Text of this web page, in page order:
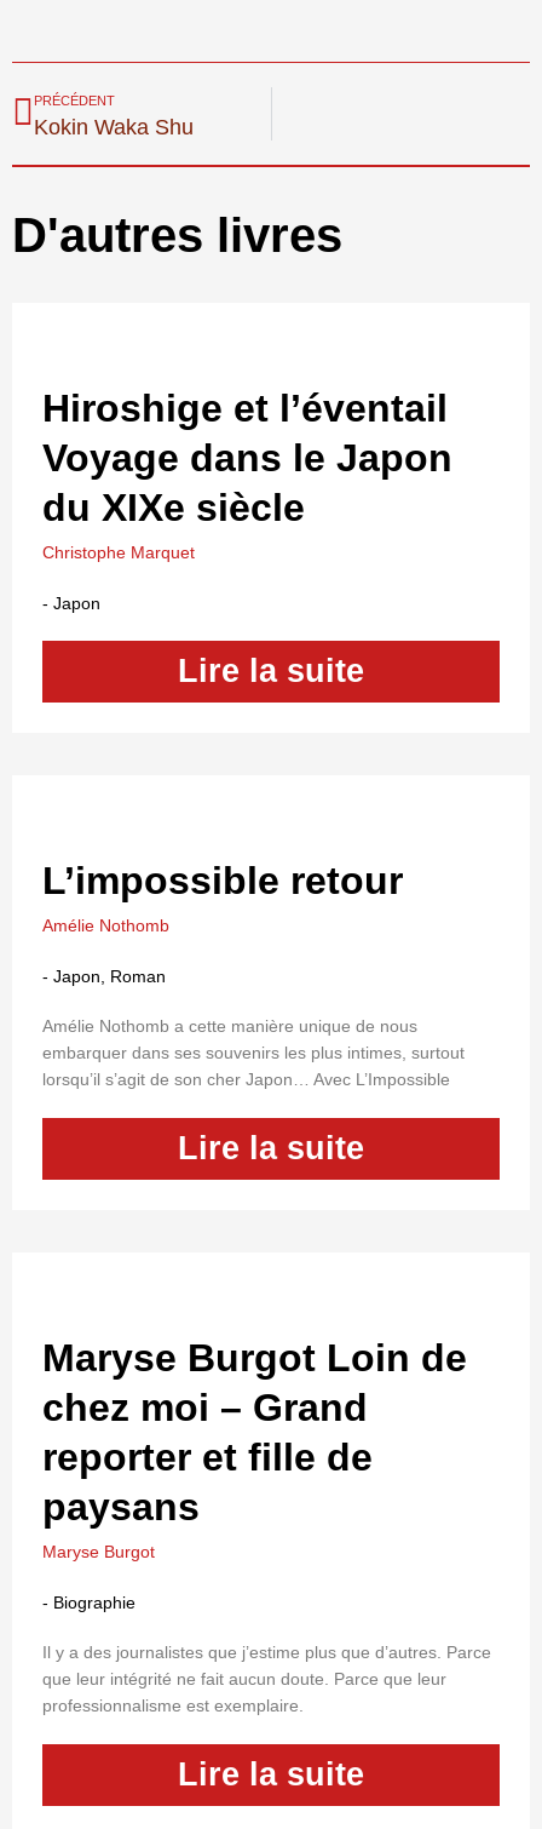
Précédent
PRÉCÉDENT
Kokin Waka Shu
D'autres livres
Hiroshige et l’éventail
Voyage dans le Japon
du XIXe siècle
Christophe Marquet
- Japon
Lire la suite
L’impossible retour
Amélie Nothomb
- Japon Roman
Amélie Nothomb a cette manière unique de nous
embarquer dans ses souvenirs les plus intimes, surtout
lorsqu’il s’agit de son cher Japon… Avec L’Impossible
Lire la suite
Maryse Burgot Loin de
chez moi – Grand
reporter et fille de
paysans
Maryse Burgot
- Biographie
Il y a des journalistes que j’estime plus que d’autres. Parce
que leur intégrité ne fait aucun doute. Parce que leur
professionnalisme est exemplaire.
Lire la suite